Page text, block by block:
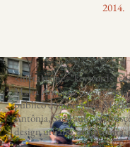
2014.
<meta name="keywords"
Maria Antônia, convivência
público democrático,
Antônia, São Paulo,
design urbano, arquitetura,